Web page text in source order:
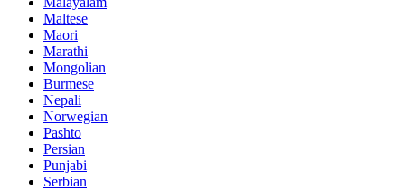
Maltese
Maori
Marathi
Mongolian
Burmese
Nepali
Norwegian
Pashto
Persian
Punjabi
Serbian